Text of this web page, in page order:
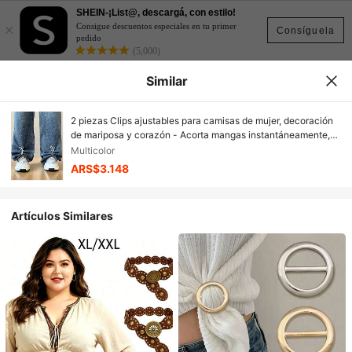
Consíguela
×
SHEIN-¡List@, descargá, con estilo!
Consigue descuentos especiales en tu primer
pedido
(5,000)
Similar
2 piezas Clips ajustables para camisas de mujer, decoración
de mariposa y corazón - Acorta mangas instantáneamente,
adecuado para blusas, vestidos, pantalones - Diseño
elegante, múltiples colores, decoración de mariposa
Multicolor
ARS$3.148
Artículos Similares